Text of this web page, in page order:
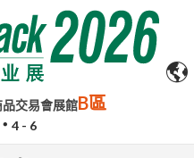
交易會展館B區
4 - 6